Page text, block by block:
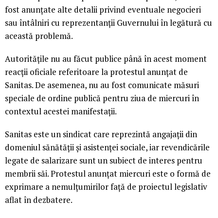
fost anunţate alte detalii privind eventuale negocieri
sau întâlniri cu reprezentanţii Guvernului în legătură cu
această problemă.
Autorităţile nu au făcut publice până în acest moment
reacţii oficiale referitoare la protestul anunţat de
Sanitas. De asemenea, nu au fost comunicate măsuri
speciale de ordine publică pentru ziua de miercuri în
contextul acestei manifestaţii.
Sanitas este un sindicat care reprezintă angajaţii din
domeniul sănătăţii şi asistenţei sociale, iar revendicările
legate de salarizare sunt un subiect de interes pentru
membrii săi. Protestul anunţat miercuri este o formă de
exprimare a nemulţumirilor faţă de proiectul legislativ
aflat în dezbatere.